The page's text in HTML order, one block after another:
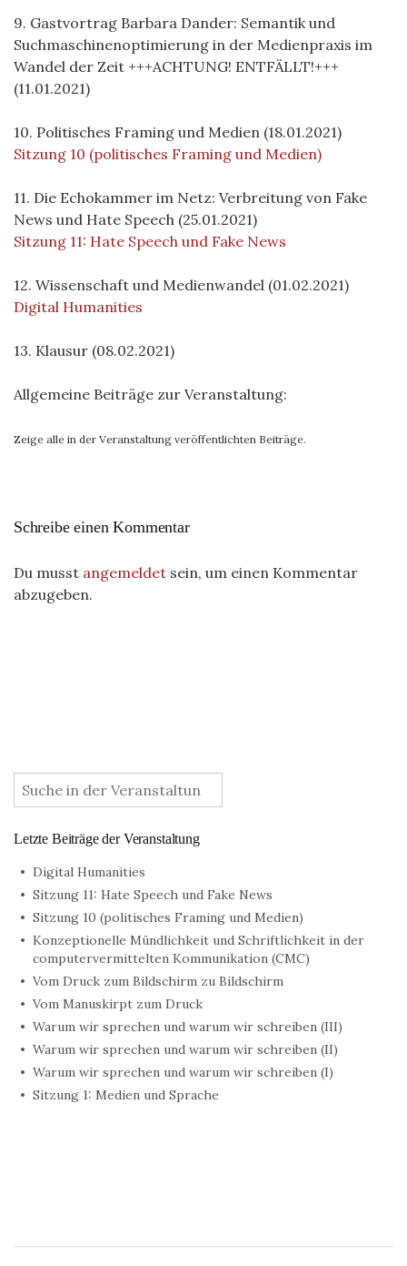
9. Gastvortrag Barbara Dander: Semantik und
Suchmaschinenoptimierung in der Medienpraxis im
Wandel der Zeit +++ACHTUNG! ENTFÄLLT!+++
(11.01.2021)
10. Politisches Framing und Medien (18.01.2021)
Sitzung 10 (politisches Framing und Medien)
11. Die Echokammer im Netz: Verbreitung von Fake
News und Hate Speech (25.01.2021)
Sitzung 11: Hate Speech und Fake News
12. Wissenschaft und Medienwandel (01.02.2021)
Digital Humanities
13. Klausur (08.02.2021)
Allgemeine Beiträge zur Veranstaltung:
Zeige alle in der Veranstaltung veröffentlichten Beiträge.
Schreibe einen Kommentar
Du musst angemeldet sein, um einen Kommentar
abzugeben.
:
Letzte Beiträge der Veranstaltung
Digital Humanities
Sitzung 11: Hate Speech und Fake News
Sitzung 10 (politisches Framing und Medien)
Konzeptionelle Mündlichkeit und Schriftlichkeit in der
computervermittelten Kommunikation (CMC)
Vom Druck zum Bildschirm zu Bildschirm
Vom Manuskirpt zum Druck
Warum wir sprechen und warum wir schreiben (III)
Warum wir sprechen und warum wir schreiben (II)
Warum wir sprechen und warum wir schreiben (I)
Sitzung 1: Medien und Sprache